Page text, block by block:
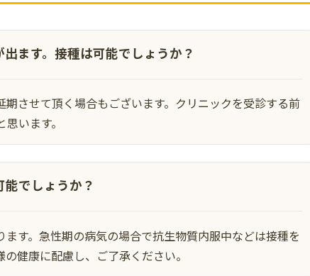
ます。接種は可能でしょうか？
させて頂く場合もございます。クリニックを受診する前
います。
でしょうか？
す。急性期の病気の場合で抗生物質内服中などは接種を
健康に配慮し、ご了承ください。